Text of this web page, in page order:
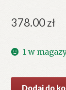
378.00zł
1 w
Dodaj do